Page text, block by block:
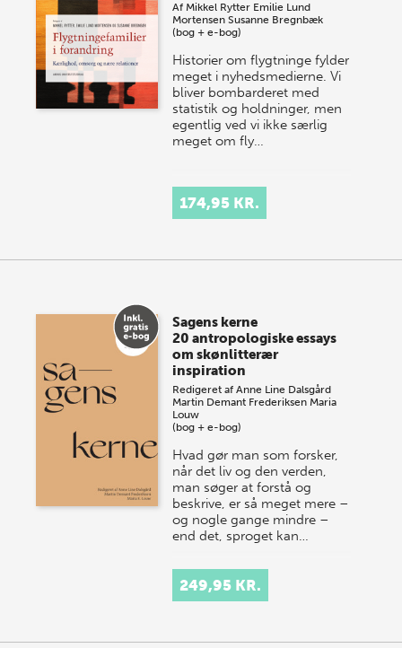
Af Mikkel Rytter Emilie Lund
Mortensen Susanne Bregnbæk
(bog + e-bog)
Historier om flygtninge fylder
meget i nyhedsmedierne. Vi
bliver bombarderet med
statistik og holdninger, men
egentlig ved vi ikke særlig
meget om fly…
174,95 KR.
Sagens kerne
20 antropologiske essays
om skønlitterær
inspiration
Redigeret afAnne Line Dalsgård
Martin Demant Frederiksen Maria
Louw
(bog + e-bog)
Hvad gør man som forsker,
når det liv og den verden,
man søger at forstå og
beskrive, er så meget mere –
og nogle gange mindre –
end det, sproget kan…
249,95 KR.